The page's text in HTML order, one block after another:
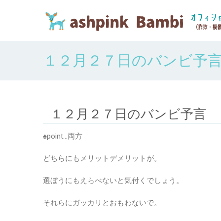
１２月２７日のバンビ予
１２月２７日のバンビ予言
♠point…両方
どちらにもメリットデメリットが。
選ぼうにもえらべないと気付くでしょう。
それらにガッカリとおもわないで。